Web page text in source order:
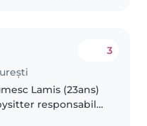
3
Lamis (23ans)
responsabilă,